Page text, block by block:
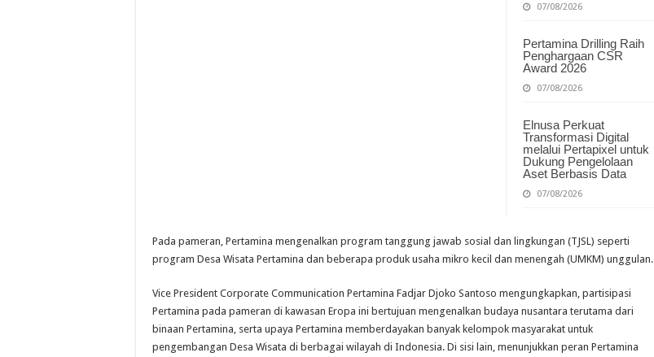
07/08/2026
Pertamina Drilling Raih
Penghargaan CSR
Award 2026
07/08/2026
Elnusa Perkuat
Transformasi Digital
melalui Pertapixel untuk
Dukung Pengelolaan
Aset Berbasis Data
07/08/2026
Pada pameran, Pertamina mengenalkan program tanggung jawab sosial dan lingkungan (TJSL) seperti
program Desa Wisata Pertamina dan beberapa produk usaha mikro kecil dan menengah (UMKM) unggulan.
Vice President Corporate Communication Pertamina Fadjar Djoko Santoso mengungkapkan, partisipasi
Pertamina pada pameran di kawasan Eropa ini bertujuan mengenalkan budaya nusantara terutama dari
binaan Pertamina, serta upaya Pertamina memberdayakan banyak kelompok masyarakat untuk
pengembangan Desa Wisata di berbagai wilayah di Indonesia. Di sisi lain, menunjukkan peran Pertamina